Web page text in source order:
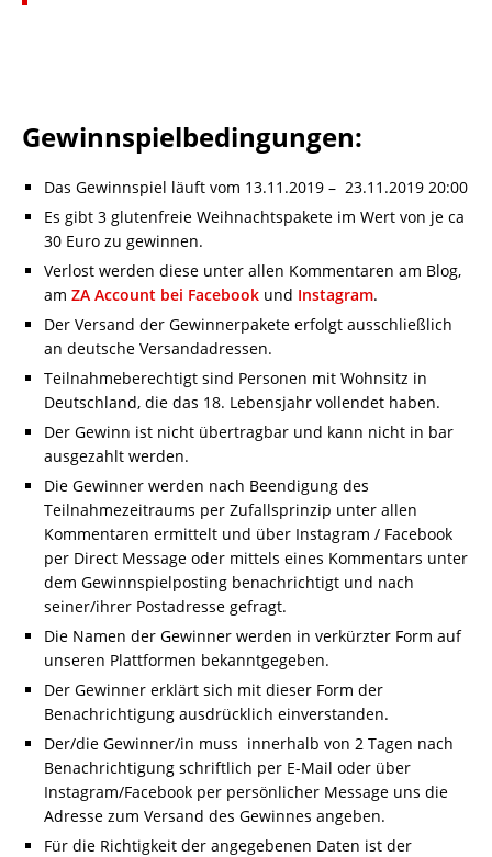
Gewinnspielbedingungen:
Das Gewinnspiel läuft vom 13.11.2019 – 23.11.2019 20:00
Es gibt 3 glutenfreie Weihnachtspakete im Wert von je ca
30 Euro zu gewinnen.
Verlost werden diese unter allen Kommentaren am Blog,
am ZA Account bei Facebook und Instagram.
Der Versand der Gewinnerpakete erfolgt ausschließlich
an deutsche Versandadressen.
Teilnahmeberechtigt sind Personen mit Wohnsitz in
Deutschland, die das 18. Lebensjahr vollendet haben.
Der Gewinn ist nicht übertragbar und kann nicht in bar
ausgezahlt werden.
Die Gewinner werden nach Beendigung des
Teilnahmezeitraums per Zufallsprinzip unter allen
Kommentaren ermittelt und über Instagram / Facebook
per Direct Message oder mittels eines Kommentars unter
dem Gewinnspielposting benachrichtigt und nach
seiner/ihrer Postadresse gefragt.
Die Namen der Gewinner werden in verkürzter Form auf
unseren Plattformen bekanntgegeben.
Der Gewinner erklärt sich mit dieser Form der
Benachrichtigung ausdrücklich einverstanden.
Der/die Gewinner/in muss innerhalb von 2 Tagen nach
Benachrichtigung schriftlich per E-Mail oder über
Instagram/Facebook per persönlicher Message uns die
Adresse zum Versand des Gewinnes angeben.
Für die Richtigkeit der angegebenen Daten ist der